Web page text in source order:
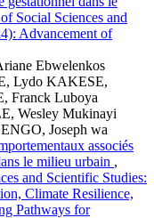
Social Sciences and
Advancement of
Ebwelenkos
Lydo KAKESE,
Franck Luboya
Wesley Mukinayi
Joseph wa
associés
le milieu urbain ,
and Scientific Studies:
Climate Resilience,
Pathways for